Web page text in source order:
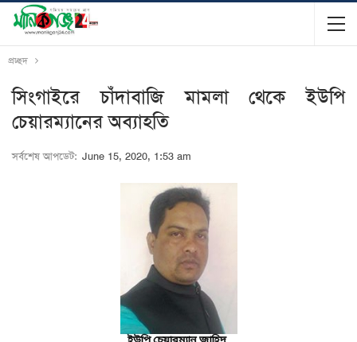
প্রচ্ছদ
সিংগাইরে চাঁদাবাজি মামলা থেকে ইউপি
চেয়ারম্যানের অব্যাহতি
সর্বশেষ আপডেট: June 15, 2020, 1:53 am